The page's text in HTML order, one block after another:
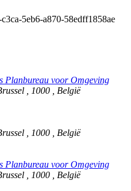
5eb6-a870-58edff1858ae
Planbureau voor Omgeving
1000
België
1000
België
Planbureau voor Omgeving
1000
België